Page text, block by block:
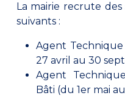
La mairie recrute des
suivants :
Agent
27 avril au 30
Agent
Bâti (du 1er mai